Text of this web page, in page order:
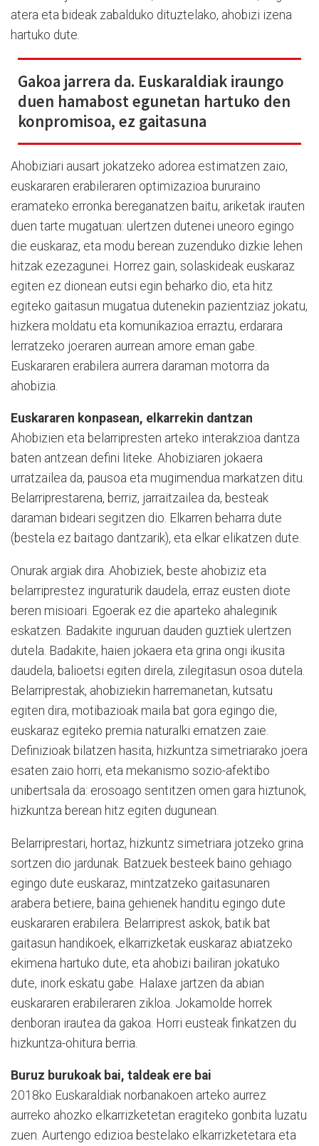
atera eta bideak zabalduko dituztelako, ahobizi izena
hartuko dute.
Gakoa jarrera da. Euskaraldiak iraungo
duen hamabost egunetan hartuko den
konpromisoa, ez gaitasuna
Ahobiziari ausart jokatzeko adorea estimatzen zaio,
euskararen erabileraren optimizazioa bururaino
eramateko erronka bereganatzen baitu, ariketak irauten
duen tarte mugatuan: ulertzen dutenei uneoro egingo
die euskaraz, eta modu berean zuzenduko dizkie lehen
hitzak ezezagunei. Horrez gain, solaskideak euskaraz
egiten ez dionean eutsi egin beharko dio, eta hitz
egiteko gaitasun mugatua dutenekin pazientziaz jokatu,
hizkera moldatu eta komunikazioa erraztu, erdarara
lerratzeko joeraren aurrean amore eman gabe.
Euskararen erabilera aurrera daraman motorra da
ahobizia.
Euskararen konpasean, elkarrekin dantzan
Ahobizien eta belarripresten arteko interakzioa dantza
baten antzean defini liteke. Ahobiziaren jokaera
urratzailea da, pausoa eta mugimendua markatzen ditu.
Belarriprestarena, berriz, jarraitzailea da, besteak
daraman bideari segitzen dio. Elkarren beharra dute
(bestela ez baitago dantzarik), eta elkar elikatzen dute.
Onurak argiak dira. Ahobiziek, beste ahobiziz eta
belarriprestez inguraturik daudela, erraz eusten diote
beren misioari. Egoerak ez die aparteko ahaleginik
eskatzen. Badakite inguruan dauden guztiek ulertzen
dutela. Badakite, haien jokaera eta grina ongi ikusita
daudela, balioetsi egiten direla, zilegitasun osoa dutela.
Belarriprestak, ahobiziekin harremanetan, kutsatu
egiten dira, motibazioak maila bat gora egingo die,
euskaraz egiteko premia naturalki ernatzen zaie.
Definizioak bilatzen hasita, hizkuntza simetriarako joera
esaten zaio horri, eta mekanismo sozio-afektibo
unibertsala da: erosoago sentitzen omen gara hiztunok,
hizkuntza berean hitz egiten dugunean.
Belarriprestari, hortaz, hizkuntz simetriara jotzeko grina
sortzen dio jardunak. Batzuek besteek baino gehiago
egingo dute euskaraz, mintzatzeko gaitasunaren
arabera betiere, baina gehienek handitu egingo dute
euskararen erabilera. Belarriprest askok, batik bat
gaitasun handikoek, elkarrizketak euskaraz abiatzeko
ekimena hartuko dute, eta ahobizi bailiran jokatuko
dute, inork eskatu gabe. Halaxe jartzen da abian
euskararen erabileraren zikloa. Jokamolde horrek
denboran irautea da gakoa. Horri eusteak finkatzen du
hizkuntza-ohitura berria.
Buruz burukoak bai, taldeak ere bai
2018ko Euskaraldiak norbanakoen arteko aurrez
aurreko ahozko elkarrizketetan eragiteko gonbita luzatu
zuen. Aurtengo edizioa bestelako elkarrizketetara eta